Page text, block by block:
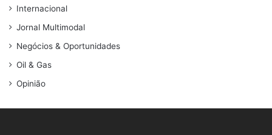
Internacional
Jornal Multimodal
Negócios & Oportunidades
Oil & Gas
Opinião